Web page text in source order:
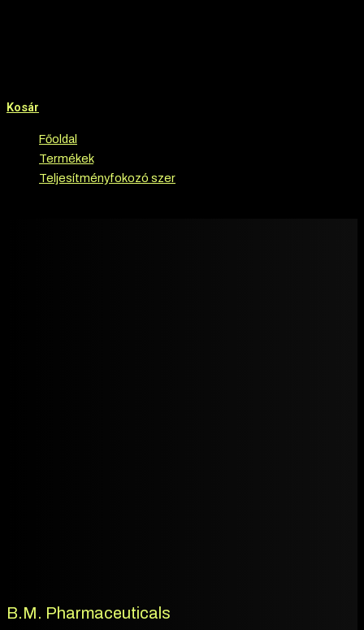
Kosár
Főoldal
Termékek
Teljesítményfokozó szer
B.M. Pharmaceuticals